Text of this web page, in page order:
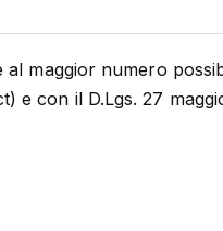
al maggior numero
e con il D.Lgs. 27